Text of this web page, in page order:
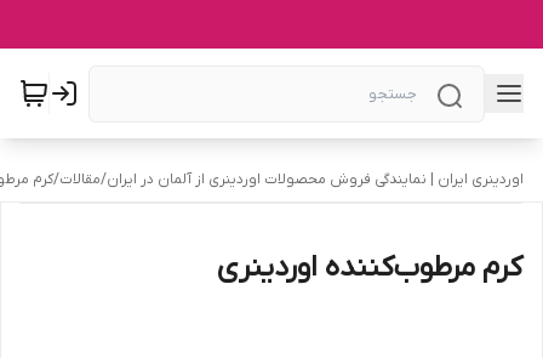
اوردینری ایران | نمایندگی فروش محصولات اوردینری از آلمان در ایران/مقالات/کرم
کرم مرطوب‌کننده اوردینری